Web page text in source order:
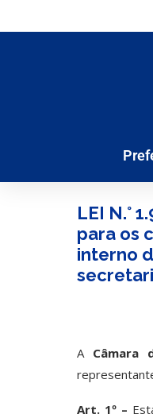
LEI N.°
para os
interno
A Câmara
Art. 1º –